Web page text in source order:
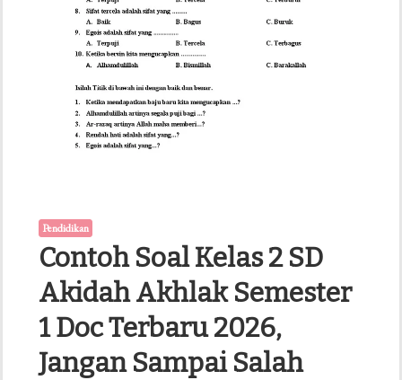
Banyak
yang
Salah
Pendidikan
Contoh Soal Kelas 2 SD
Akidah Akhlak Semester
1 Doc Terbaru 2026,
Jangan Sampai Salah